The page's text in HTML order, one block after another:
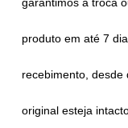
produto em até 7
recebimento, desde
original esteja